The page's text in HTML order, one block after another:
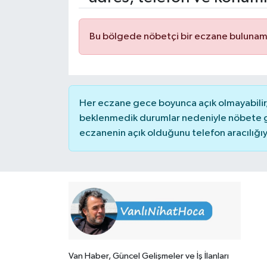
Bu bölgede nöbetçi bir eczane
Her eczane gece boyunca açık
beklenmedik durumlar nedeniyle nöbete
eczanenin açık olduğunu telefon
Van Haber, Güncel Gelişmeler ve İş İlanları